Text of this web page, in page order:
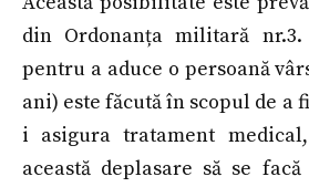
din Ordonanța militară nr.3.
pentru a aduce o persoană
ani) este făcută în scopul de a
i asigura tratament
această deplasare să se